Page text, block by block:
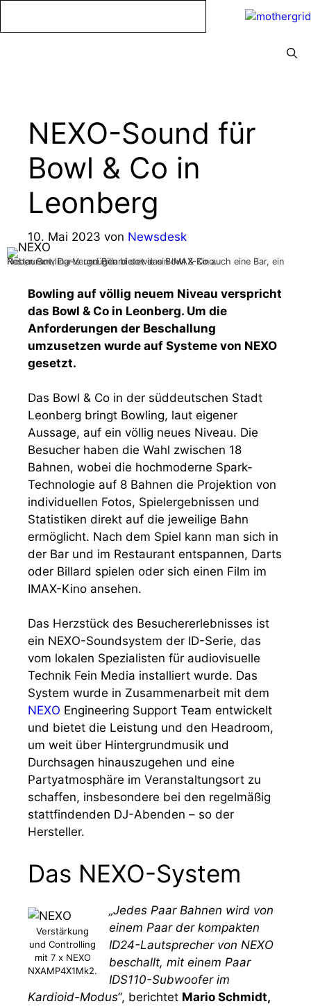
NEXO-Sound für
Bowl & Co in
Leonberg
10. Mai 2023 von Newsdesk
Neben Bowling-Vergnügen bietet das Bowl & Co auch eine Bar, ein Restaurant, Darts und Billard sowie ein IMAX-Kino.
Bowling auf völlig neuem Niveau verspricht
das Bowl & Co in Leonberg. Um die
Anforderungen der Beschallung
umzusetzen wurde auf Systeme von NEXO
gesetzt.
Das Bowl & Co in der süddeutschen Stadt
Leonberg bringt Bowling, laut eigener
Aussage, auf ein völlig neues Niveau. Die
Besucher haben die Wahl zwischen 18
Bahnen, wobei die hochmoderne Spark-
Technologie auf 8 Bahnen die Projektion von
individuellen Fotos, Spielergebnissen und
Statistiken direkt auf die jeweilige Bahn
ermöglicht. Nach dem Spiel kann man sich in
der Bar und im Restaurant entspannen, Darts
oder Billard spielen oder sich einen Film im
IMAX-Kino ansehen.
Das Herzstück des Besuchererlebnisses ist
ein NEXO-Soundsystem der ID-Serie, das
vom lokalen Spezialisten für audiovisuelle
Technik Fein Media installiert wurde. Das
System wurde in Zusammenarbeit mit dem
NEXO Engineering Support Team entwickelt
und bietet die Leistung und den Headroom,
um weit über Hintergrundmusik und
Durchsagen hinauszugehen und eine
Partyatmosphäre im Veranstaltungsort zu
schaffen, insbesondere bei den regelmäßig
stattfindenden DJ-Abenden – so der
Hersteller.
Das NEXO-System
Verstärkung
und Controlling
mit 7 x NEXO
NXAMP4X1Mk2.
„Jedes Paar Bahnen wird von
einem Paar der kompakten
ID24-Lautsprecher von NEXO
beschallt, mit einem Paar
IDS110-Subwoofer im
Kardioid-Modus“, berichtet Mario Schmidt,